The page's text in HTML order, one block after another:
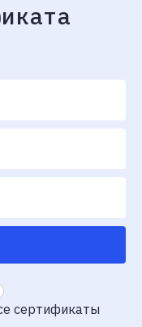
сертификаты